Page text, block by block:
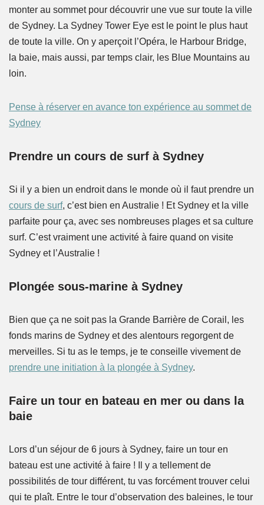
monter au sommet pour découvrir une vue sur toute la ville
de Sydney. La Sydney Tower Eye est le point le plus haut
de toute la ville. On y aperçoit l’Opéra, le Harbour Bridge,
la baie, mais aussi, par temps clair, les Blue Mountains au
loin.
Pense à réserver en avance ton expérience au sommet de
Sydney
Prendre un cours de surf à Sydney
Si il y a bien un endroit dans le monde où il faut prendre un
cours de surf, c’est bien en Australie ! Et Sydney et la ville
parfaite pour ça, avec ses nombreuses plages et sa culture
surf. C’est vraiment une activité à faire quand on visite
Sydney et l’Australie !
Plongée sous-marine à Sydney
Bien que ça ne soit pas la Grande Barrière de Corail, les
fonds marins de Sydney et des alentours regorgent de
merveilles. Si tu as le temps, je te conseille vivement de
prendre une initiation à la plongée à Sydney.
Faire un tour en bateau en mer ou dans la
baie
Lors d’un séjour de 6 jours à Sydney, faire un tour en
bateau est une activité à faire ! Il y a tellement de
possibilités de tour différent, tu vas forcément trouver celui
qui te plaît. Entre le tour d’observation des baleines, le tour